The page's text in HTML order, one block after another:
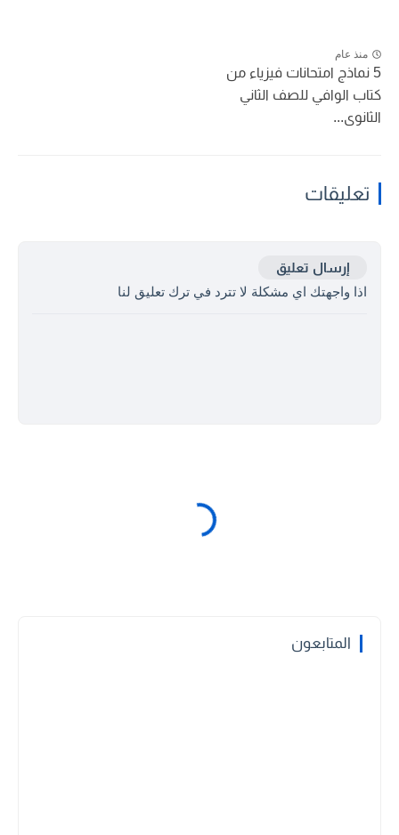
منذ عام
5 نماذج امتحانات فيزياء من
كتاب الوافي للصف الثاني
الثانوى...
تعليقات
إرسال تعليق
اذا واجهتك اي مشكلة لا تترد في ترك تعليق لنا
المتابعون